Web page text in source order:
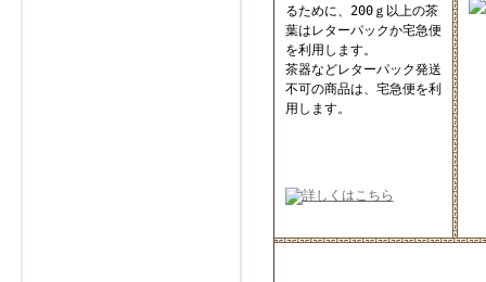
るために、200ｇ以上の茶
葉はレターパックか宅急便
を利用します。
茶器などレターパック発送
不可の商品は、宅急便を利
用します。